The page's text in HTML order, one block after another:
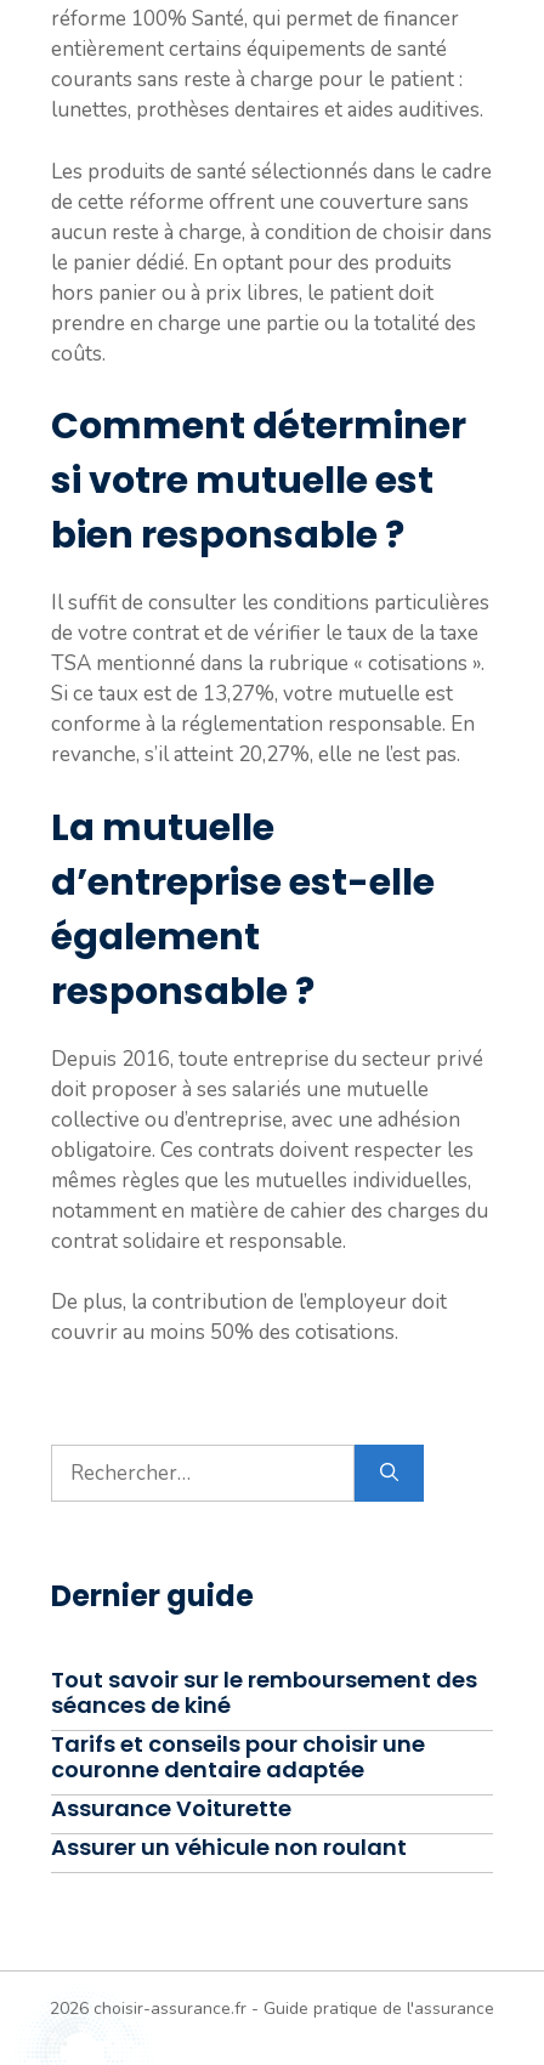
réforme 100% Santé, qui permet de financer
entièrement certains équipements de santé
courants sans reste à charge pour le patient :
lunettes, prothèses dentaires et aides auditives.
Les produits de santé sélectionnés dans le cadre
de cette réforme offrent une couverture sans
aucun reste à charge, à condition de choisir dans
le panier dédié. En optant pour des produits
hors panier ou à prix libres, le patient doit
prendre en charge une partie ou la totalité des
coûts.
Comment déterminer
si votre mutuelle est
bien responsable ?
Il suffit de consulter les conditions particulières
de votre contrat et de vérifier le taux de la taxe
TSA mentionné dans la rubrique « cotisations ».
Si ce taux est de 13,27%, votre mutuelle est
conforme à la réglementation responsable. En
revanche, s’il atteint 20,27%, elle ne l’est pas.
La mutuelle
d’entreprise est-elle
également
responsable ?
Depuis 2016, toute entreprise du secteur privé
doit proposer à ses salariés une mutuelle
collective ou d’entreprise, avec une adhésion
obligatoire. Ces contrats doivent respecter les
mêmes règles que les mutuelles individuelles,
notamment en matière de cahier des charges du
contrat solidaire et responsable.
De plus, la contribution de l’employeur doit
couvrir au moins 50% des cotisations.
Rechercher :
Dernier guide
Tout savoir sur le remboursement des
séances de kiné
Tarifs et conseils pour choisir une
couronne dentaire adaptée
Assurance Voiturette
Assurer un véhicule non roulant
2026 choisir-assurance.fr - Guide pratique de l'assurance